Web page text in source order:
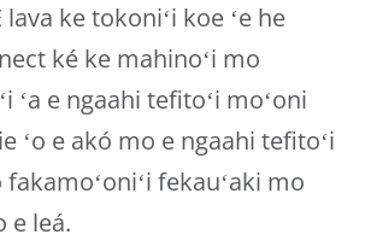
lava ke tokoniʻi koe ʻe he
ké ke mahinoʻi mo
ʻa e ngaahi tefitoʻi moʻoni
ʻo e akó mo e ngaahi tefitoʻi
fekauʻaki mo
e leá.